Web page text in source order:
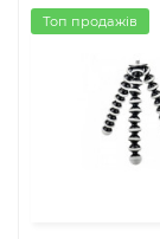
Топ продажів